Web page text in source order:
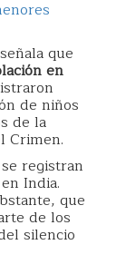
que
en
de niños
de la
Crimen.
registran
India.
que
de los
silencio